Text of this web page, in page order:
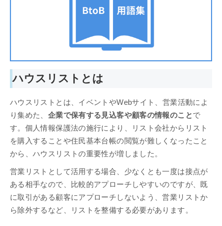
ハウスリストとは
ハウスリストとは、イベントやWebサイト、営業活動によ
り集めた、 企業で保有する見込客や顧客の情報のことで
す。個人情報保護法の施行により、リスト会社からリスト
を購入することや住民基本台帳の閲覧が難しくなったこと
から、ハウスリストの重要性が増しました。
営業リストとして活用する場合、少なくとも一度は接点が
ある相手なので、比較的アプローチしやすいのですが、既
に取引がある顧客にアプローチしないよう、営業リストか
ら除外するなど、リストを整備する必要があります。